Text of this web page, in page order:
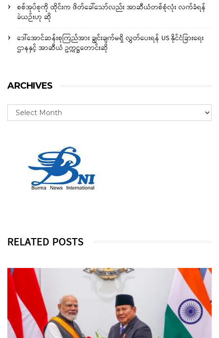
စစ်အုပ်စုကို ထိုင်းက ဖိတ်ခေါ်သော်လည်း အာဆီယံတစ်စုံလုံး လက်ခံရန်
ခဲယဉ်းဟု ဆို
ဒေါ်အောင်ဆန်းစုကြည်အား ချွင်းချက်မရှိ လွှတ်ပေးရန် US နိုင်ငံခြားရေး
ဌာနနှင့် အာဆီယံ ဥက္ကဋ္ဌတောင်းဆို
ARCHIVES
RELATED POSTS